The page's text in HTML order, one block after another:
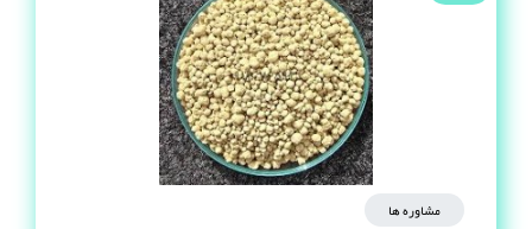
مشاوره ها